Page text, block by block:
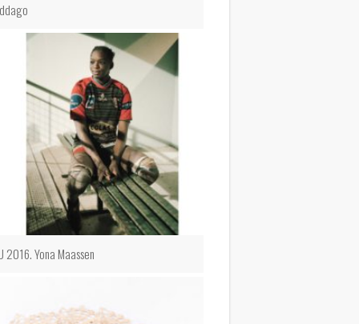
2016. Yona Maassen